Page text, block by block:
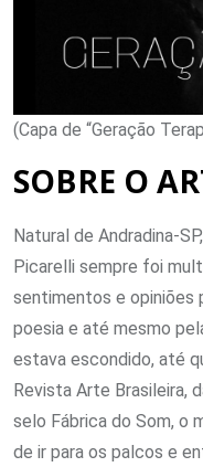
(Capa de “Geração
SOBRE O
Natural de Andradina-
Picarelli sempre foi
sentimentos e opiniões
poesia e até mesmo
estava escondido, até
Revista Arte Brasileira,
selo Fábrica do Som, o
de ir para os palcos e